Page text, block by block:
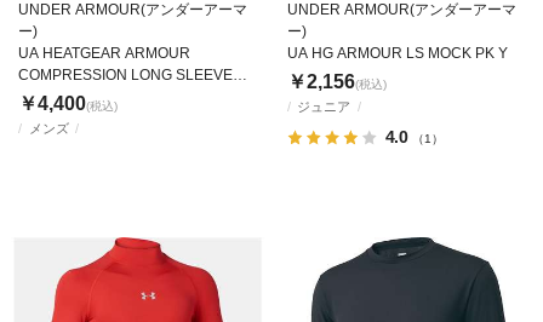
メンズ
UNDER ARMOUR(アンダーアーマ
ー)
UA HEATGEAR ARMOUR
COMPRESSION LONG SLEEVE
CREW NECK SHIRT
￥4,400(税込) ジュニア
4.0 （1）
UNDER ARMOUR(アンダーアーマ
ー)
UA HG ARMOUR LS MOCK PK Y
￥2,156(税込)